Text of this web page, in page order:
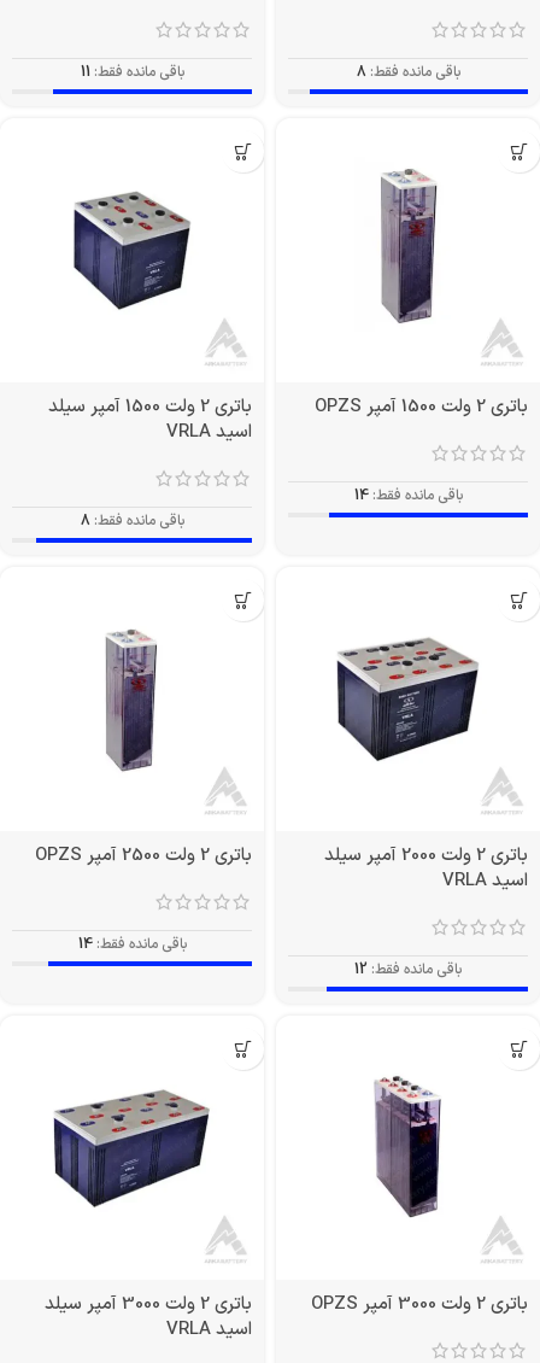
باقی مانده فقط: 8 باقی مانده فقط: 11
باتری 2 ولت 1500 آمپر OPZS
باقی مانده فقط: 14
باتری 2 ولت 1500 آمپر سیلد
اسید VRLA
باقی مانده فقط: 8
باتری 2 ولت 2000 آمپر سیلد
اسید VRLA
باقی مانده فقط: 12
باتری 2 ولت 2500 آمپر OPZS
باقی مانده فقط: 14
باتری 2 ولت 3000 آمپر OPZS
باتری 2 ولت 3000 آمپر سیلد
اسید VRLA